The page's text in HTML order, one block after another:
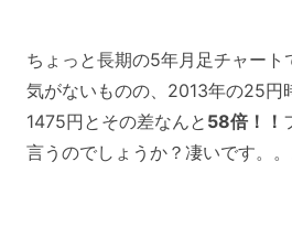
ちょっと長期の5年月足チャート
気がないものの、2013年の25円
1475円とその差なんと 58倍！！
言うのでしょうか？凄いです。。